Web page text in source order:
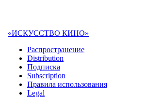
«ИСКУССТВО КИНО»
Распространение
Distribution
Подписка
Subscription
Правила использования
Legal